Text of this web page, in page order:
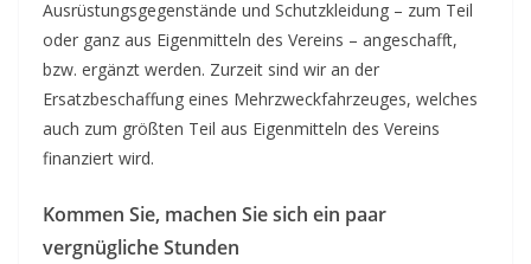
Ausrüstungsgegenstände und Schutzkleidung – zum Teil
oder ganz aus Eigenmitteln des Vereins – angeschafft,
bzw. ergänzt werden. Zurzeit sind wir an der
Ersatzbeschaffung eines Mehrzweckfahrzeuges, welches
auch zum größten Teil aus Eigenmitteln des Vereins
finanziert wird.
Kommen Sie, machen Sie sich ein paar
vergnügliche Stunden